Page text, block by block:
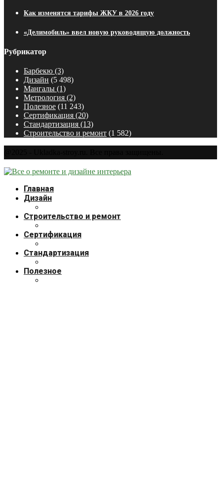
Как изменятся тарифы ЖКУ в 2026 году
«Делимобиль» ввел новую руководящую должность
Рубрикатор
Барбекю (3)
Дизайн (5 498)
Мангалы (1)
Метрология (2)
Полезное (11 243)
Сертификация (20)
Стандартизация (13)
Строительство и ремонт (1 582)
Главная
Дизайн
Строительство и ремонт
Сертификация
Стандартизация
Полезное